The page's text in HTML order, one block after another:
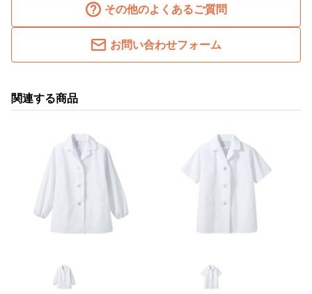
その他のよくあるご質問
お問い合わせフォーム
関連する商品